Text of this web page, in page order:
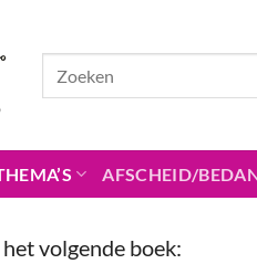
AFSCHEID/
volgende boek: